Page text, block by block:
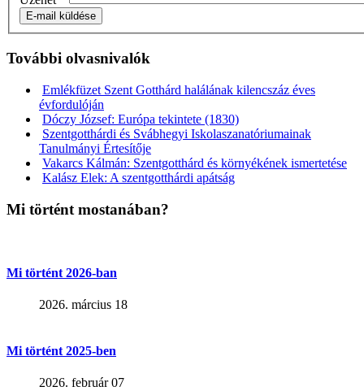
E-mail küldése
További olvasnivalók
Emlékfüzet Szent Gotthárd halálának kilencszáz éves
évfordulóján
Dóczy József: Európa tekintete (1830)
Szentgotthárdi és Svábhegyi Iskolaszanatóriumainak
Tanulmányi Értesítője
Vakarcs Kálmán: Szentgotthárd és környékének ismertetése
Kalász Elek: A szentgotthárdi apátság
Mi történt mostanában?
Mi történt 2026-ban
2026. március 18
Mi történt 2025-ben
2026. február 07